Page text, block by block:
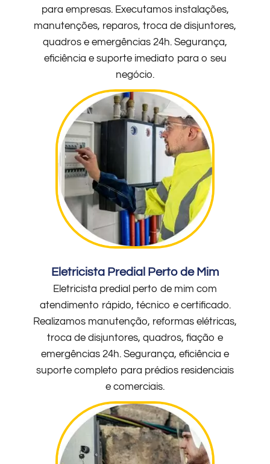
para empresas. Executamos instalações,
manutenções, reparos, troca de disjuntores,
quadros e emergências 24h. Segurança,
eficiência e suporte imediato para o seu
negócio.
Eletricista Predial Perto de Mim
Eletricista predial perto de mim com
atendimento rápido, técnico e certificado.
Realizamos manutenção, reformas elétricas,
troca de disjuntores, quadros, fiação e
emergências 24h. Segurança, eficiência e
suporte completo para prédios residenciais
e comerciais.